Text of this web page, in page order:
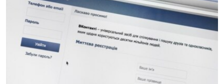
ДЕПОРТАЦІЯ
ВІДЕОУРОКИ «ELIFBE»
СВІДЧЕННЯ ОКУПАЦІЇ
ЯК ОБІЙТИ БЛОКУВАННЯ
Русский